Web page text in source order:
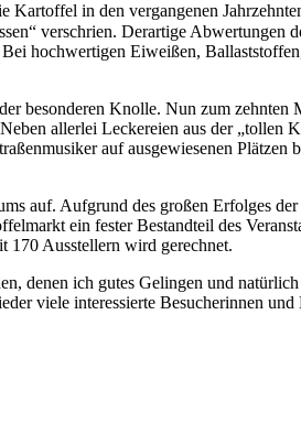
in den vergangenen
verschrien. Derartige Abwertungen
hochwertigen Eiweißen,
besonderen Knolle. Nun zum zehnten
allerlei Leckereien aus der „tollen
auf ausgewiesenen Plätzen
auf. Aufgrund des großen Erfolges
ein fester Bestandteil des
170 Ausstellern wird gerechnet.
denen ich gutes Gelingen und
viele interessierte Besucherinnen